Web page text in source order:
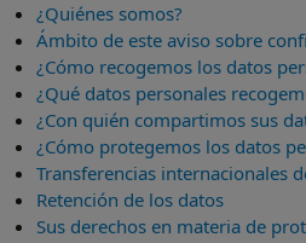
¿Quiénes somos?
Ámbito de este aviso sobre
¿Cómo recogemos los datos
¿Qué datos personales
¿Con quién compartimos sus
¿Cómo protegemos los datos
Transferencias internacionales
Retención de los datos
Sus derechos en materia de